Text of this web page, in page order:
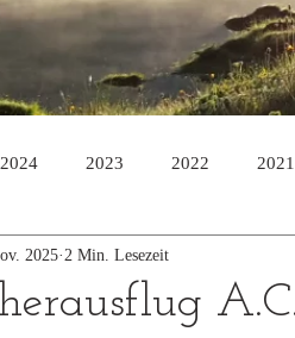
2024 2023 2022 2021
2025 2 Min. Lesezeit